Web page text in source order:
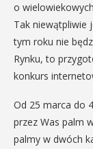
o
Tak niewątpliwie
tym roku nie
Rynku, to
konkurs
Od 25 marca do
przez Was palm
palmy w dwóch